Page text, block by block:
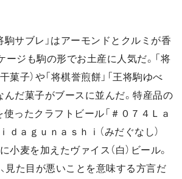
駒サブレ」はアーモンドとクルミが香
ージも駒の形でお土産に人気だ。「将
菓子）や「将棋誉煎餅」「王将駒ゆべ
んだ菓子がブースに並んだ。特産品の
使ったクラフトビール「＃０７４Ｌａ
ｄａｇｕｎａｓｈｉ（みだぐなし）
小麦を加えたヴァイス（白）ビール。
、見た目が悪いことを意味する方言だ